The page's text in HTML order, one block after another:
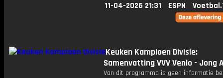
11-04-2026 21:31 ESPN
Keuken Kampioen Divisie:
Samenvatting VVV Venlo - Jong
Van dit programma is geen informatie